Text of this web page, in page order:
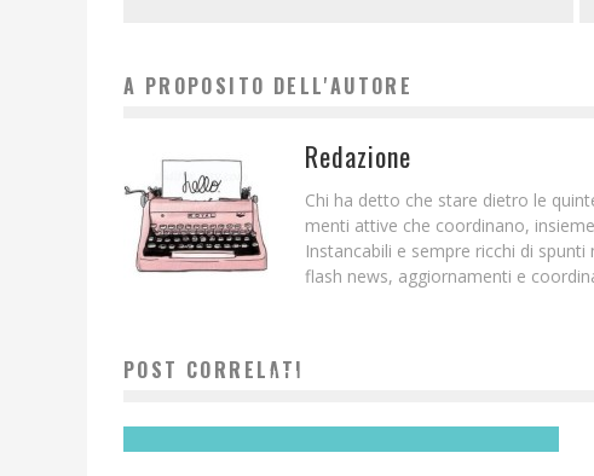
A PROPOSITO DELL'AUTORE
Redazione
Chi ha detto che stare dietro le
menti attive che coordinano,
Instancabili e sempre ricchi di
flash news, aggiornamenti e
POST CORRELATIIL TIMER DELLA VITA